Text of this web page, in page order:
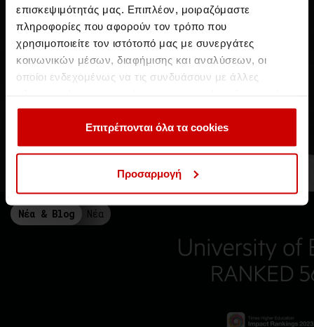
επισκεψιμότητάς μας. Επιπλέον, μοιραζόμαστε
πληροφορίες που αφορούν τον τρόπο που
χρησιμοποιείτε τον ιστότοπό μας με συνεργάτες
κοινωνικών μέσων, διαφήμισης και αναλύσεων, οι
οποίοι ενδεχομένως να τις συνδυάσουν με άλλες
έχουν συλλέξει σε σχέση με την από μέρους σας χρήση
των υπηρεσιών τους.Επιτρέπονται όλα τα cookies
Προσαρμογή
Webometrics 2023: το Aegean College
κορυφαίο Κολλέγιο στην Ελλάδα!
Νέα & Blog Νέα